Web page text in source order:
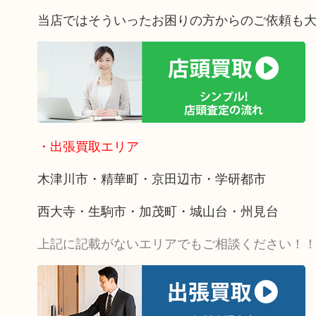
当店ではそういったお困りの方からのご依頼も大
・出張買取エリア
木津川市・精華町・京田辺市・学研都市
西大寺・生駒市・加茂町・城山台・州見台
上記に記載がないエリアでもご相談ください！！